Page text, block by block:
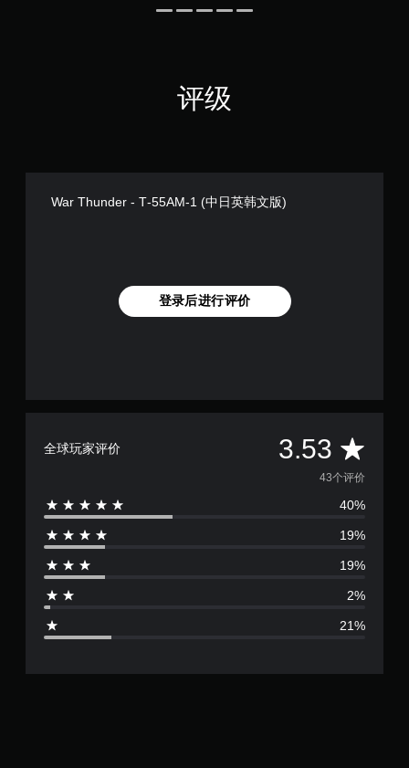
评级
War Thunder - Т-55АМ-1 (中日英韩文版)
登录后进行评价
全球玩家评价 3.53 平
均
评
价
3
43个评价
40%
19%
19%
2%
21%